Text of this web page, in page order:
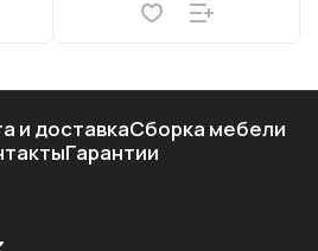
и доставкаСборка мебели
Гарантии